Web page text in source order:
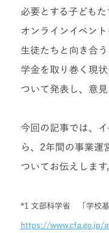
必要とする子ども
オンラインイベン
生徒たちと向き合
学金を取り巻く現
ついて発表し、意見
今回の記事では、
ら、2年間の事業運
ついてお伝えします
*1 文部科学省 「学校
https://www.cfa.go.jp/